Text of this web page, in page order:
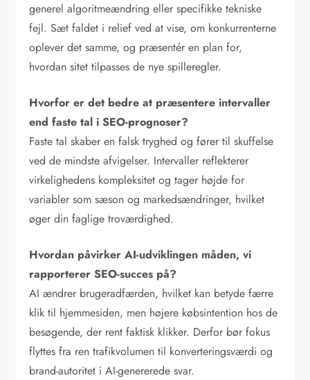
generel algoritmeændring eller specifikke tekniske
fejl. Sæt faldet i relief ved at vise, om konkurrenterne
oplever det samme, og præsentér en plan for,
hvordan sitet tilpasses de nye spilleregler.
Hvorfor er det bedre at præsentere intervaller
end faste tal i SEO-prognoser?
Faste tal skaber en falsk tryghed og fører til skuffelse
ved de mindste afvigelser. Intervaller reflekterer
virkelighedens kompleksitet og tager højde for
variabler som sæson og markedsændringer, hvilket
øger din faglige troværdighed.
Hvordan påvirker AI-udviklingen måden, vi
rapporterer SEO-succes på?
AI ændrer brugeradfærden, hvilket kan betyde færre
klik til hjemmesiden, men højere købsintention hos de
besøgende, der rent faktisk klikker. Derfor bør fokus
flyttes fra ren trafikvolumen til konverteringsværdi og
brand-autoritet i AI-genererede svar.